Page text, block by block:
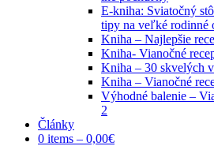
E-kniha: Sviatočný
tipy na veľké rodinné
Kniha – Najlepšie
Kniha- Vianočné
Kniha – 30 skvelých
Kniha – Vianočné
Výhodné balenie –
2
Články
0 items – 0,00€